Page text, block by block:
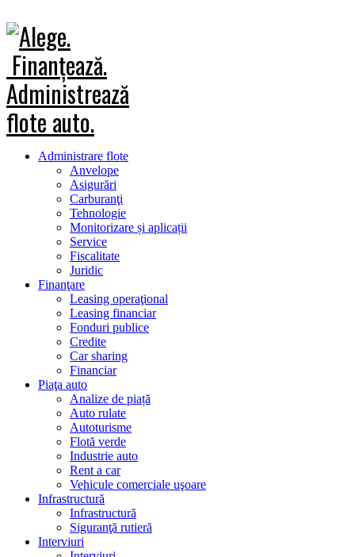
Administrare flote
Anvelope
Asigurări
Carburanţi
Tehnologie
Monitorizare și aplicații
Service
Fiscalitate
Juridic
Finanţare
Leasing operaţional
Leasing financiar
Fonduri publice
Credite
Car sharing
Financiar
Piaţa auto
Analize de piață
Auto rulate
Autoturisme
Flotă verde
Industrie auto
Rent a car
Vehicule comerciale uşoare
Infrastructură
Infrastructură
Siguranţă rutieră
Interviuri